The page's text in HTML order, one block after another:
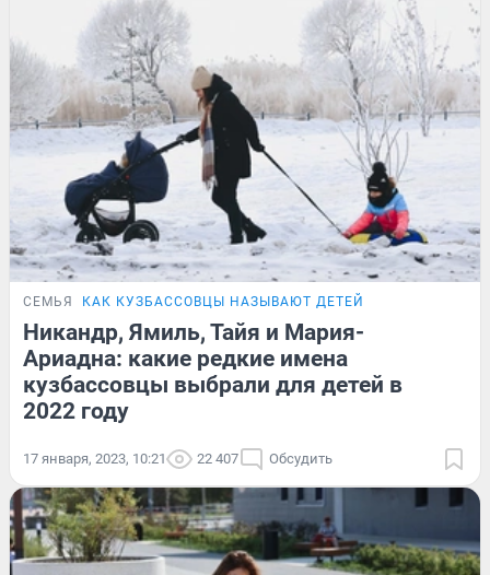
СЕМЬЯ КАК КУЗБАССОВЦЫ НАЗЫВАЮТ ДЕТЕЙ
Никандр, Ямиль, Тайя и Мария-
Ариадна: какие редкие имена
кузбассовцы выбрали для детей в
2022 году
17 января, 2023, 10:21 22 407 Обсудить